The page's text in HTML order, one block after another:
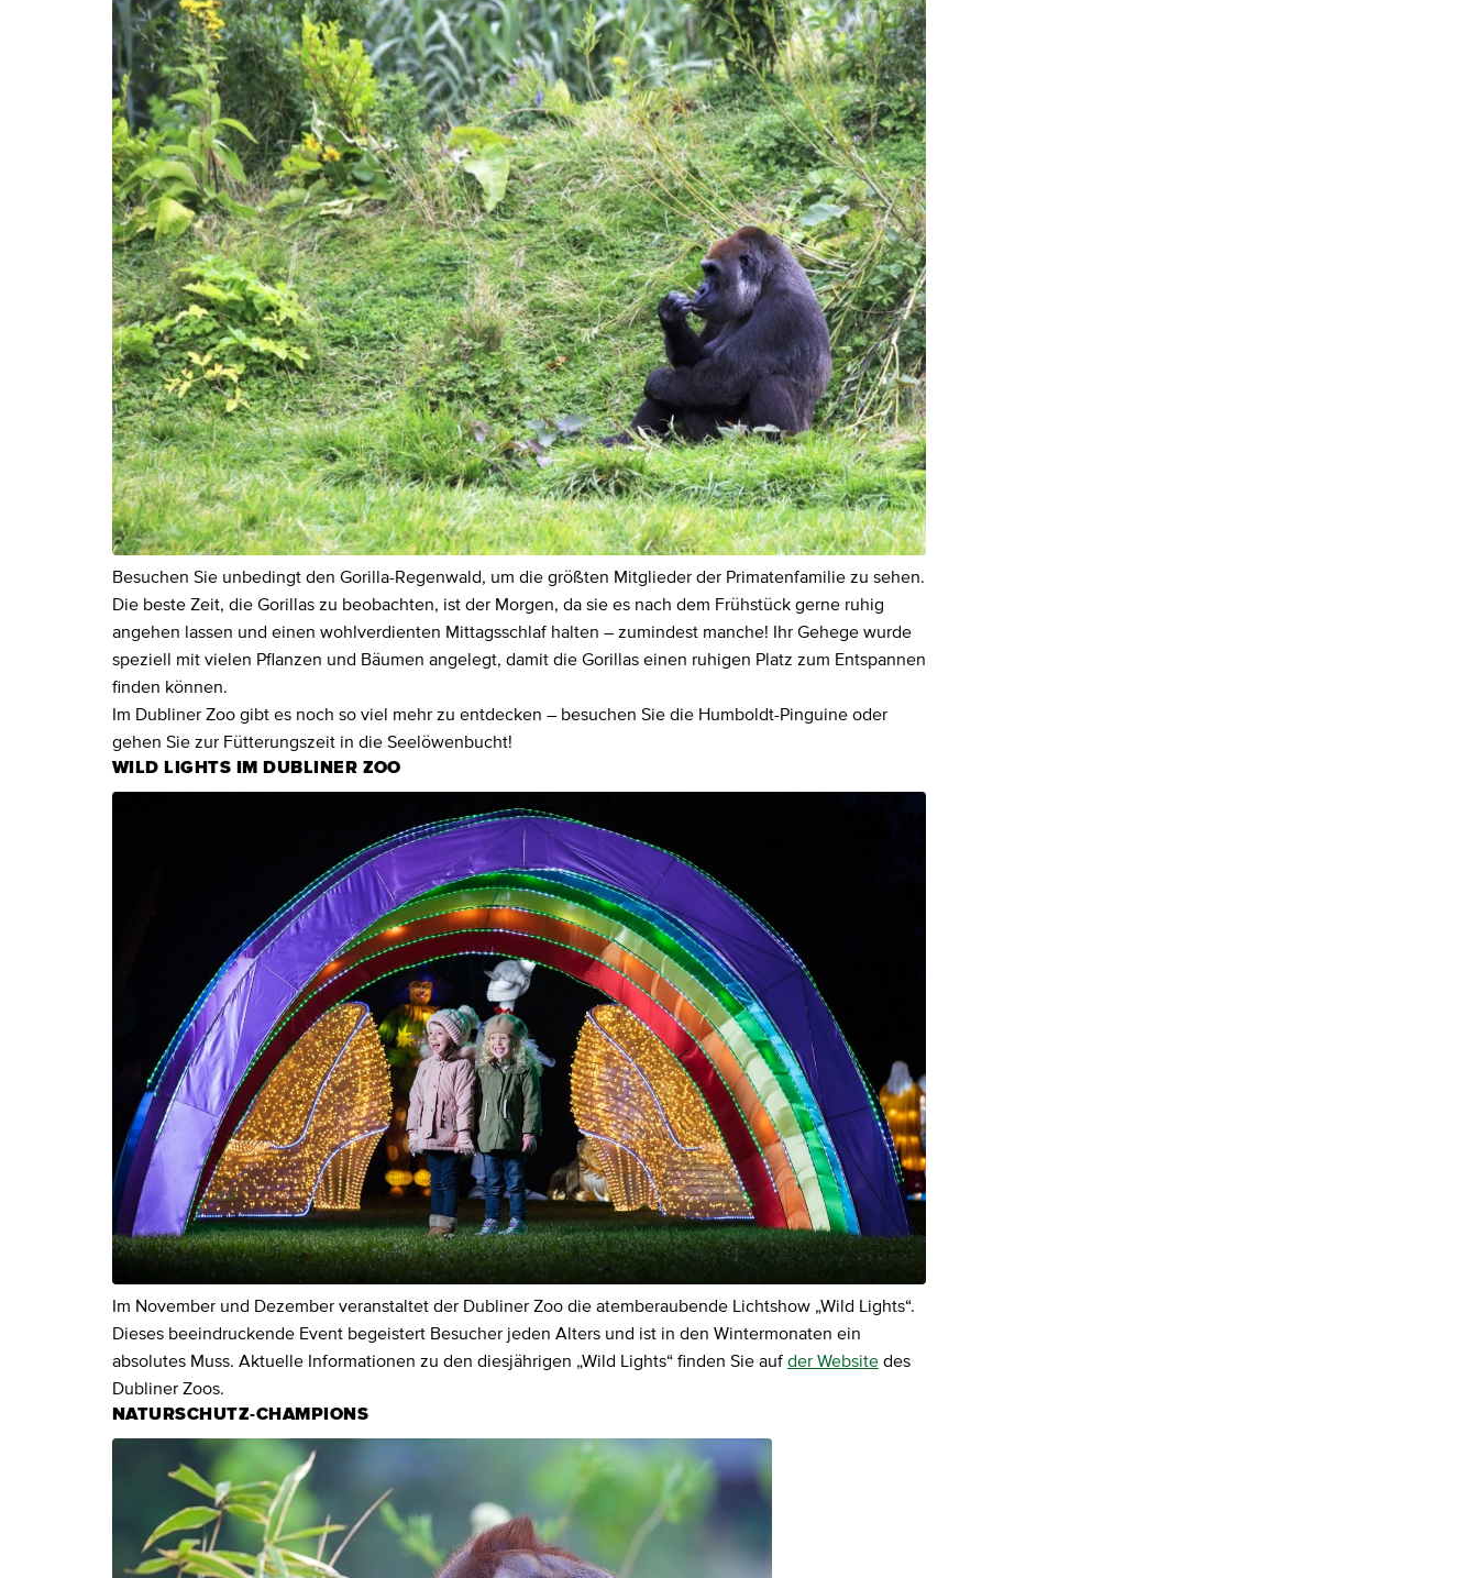
Besuchen Sie unbedingt den Gorilla-Regenwald, um die größten Mitglieder der Primatenfamilie zu sehen.
Die beste Zeit, die Gorillas zu beobachten, ist der Morgen, da sie es nach dem Frühstück gerne ruhig
angehen lassen und einen wohlverdienten Mittagsschlaf halten – zumindest manche! Ihr Gehege wurde
speziell mit vielen Pflanzen und Bäumen angelegt, damit die Gorillas einen ruhigen Platz zum Entspannen
finden können.
Im Dubliner Zoo gibt es noch so viel mehr zu entdecken – besuchen Sie die Humboldt-Pinguine oder
gehen Sie zur Fütterungszeit in die Seelöwenbucht!
WILD LIGHTS IM DUBLINER ZOO
Im November und Dezember veranstaltet der Dubliner Zoo die atemberaubende Lichtshow „Wild Lights“.
Dieses beeindruckende Event begeistert Besucher jeden Alters und ist in den Wintermonaten ein
absolutes Muss. Aktuelle Informationen zu den diesjährigen „Wild Lights“ finden Sie auf der Website des
Dubliner Zoos.
NATURSCHUTZ-CHAMPIONS